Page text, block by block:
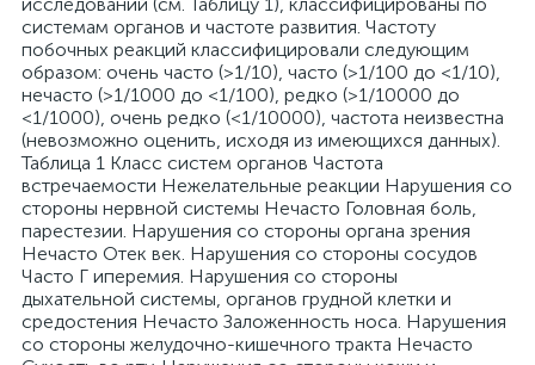
системам органов и частоте развития. Частоту
побочных реакций классифицировали следующим
образом: очень часто (>1/10), часто (>1/100 до <1/10),
нечасто (>1/1000 до <1/100), редко (>1/10000 до
<1/1000), очень редко (<1/10000), частота неизвестна
(невозможно оценить, исходя из имеющихся данных).
Таблица 1 Класс систем органов Частота
встречаемости Нежелательные реакции Нарушения со
стороны нервной системы Нечасто Головная боль,
парестезии. Нарушения со стороны органа зрения
Нечасто Отек век. Нарушения со стороны сосудов
Часто Г иперемия. Нарушения со стороны
дыхательной системы, органов грудной клетки и
средостения Нечасто Заложенность носа. Нарушения
со стороны желудочно-кишечного тракта Нечасто